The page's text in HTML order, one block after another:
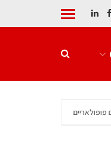
פופולאריים